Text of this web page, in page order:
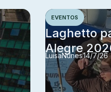
EVENTOS
Laghetto
Alegre
LuisaNunes14/7/26